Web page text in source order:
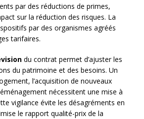
par des réductions de primes,
sur la réduction des risques. La
par des organismes agréés
tarifaires.
du contrat permet d’ajuster les
du patrimoine et des besoins. Un
l’acquisition de nouveaux
nécessitent une mise à
vigilance évite les désagréments en
le rapport qualité-prix de la